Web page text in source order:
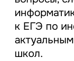
к ЕГЭ по
школ.